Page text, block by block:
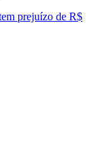
prejuízo de R$